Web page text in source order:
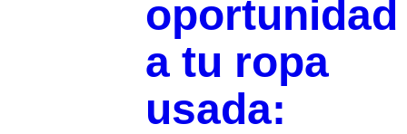
oportunidad
a tu ropa
usada: